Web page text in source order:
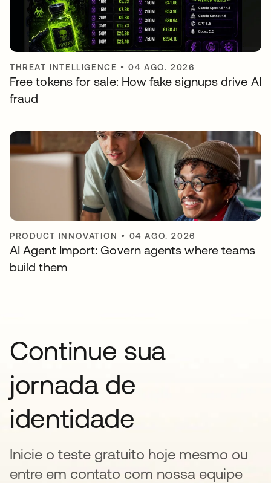
THREAT INTELLIGENCE •04 AGO. 2026
Free tokens for sale: How fake signups drive AI
fraud
PRODUCT INNOVATION • 04 AGO. 2026
AI Agent Import: Govern agents where teams
build them
Continue sua
jornada de
identidade
Inicie o teste gratuito hoje mesmo ou
entre em contato com nossa equipe